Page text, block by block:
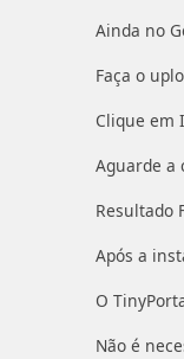
Ainda no
Faça o
Clique em
Aguarde a
Resultado
Após a
O
Não é